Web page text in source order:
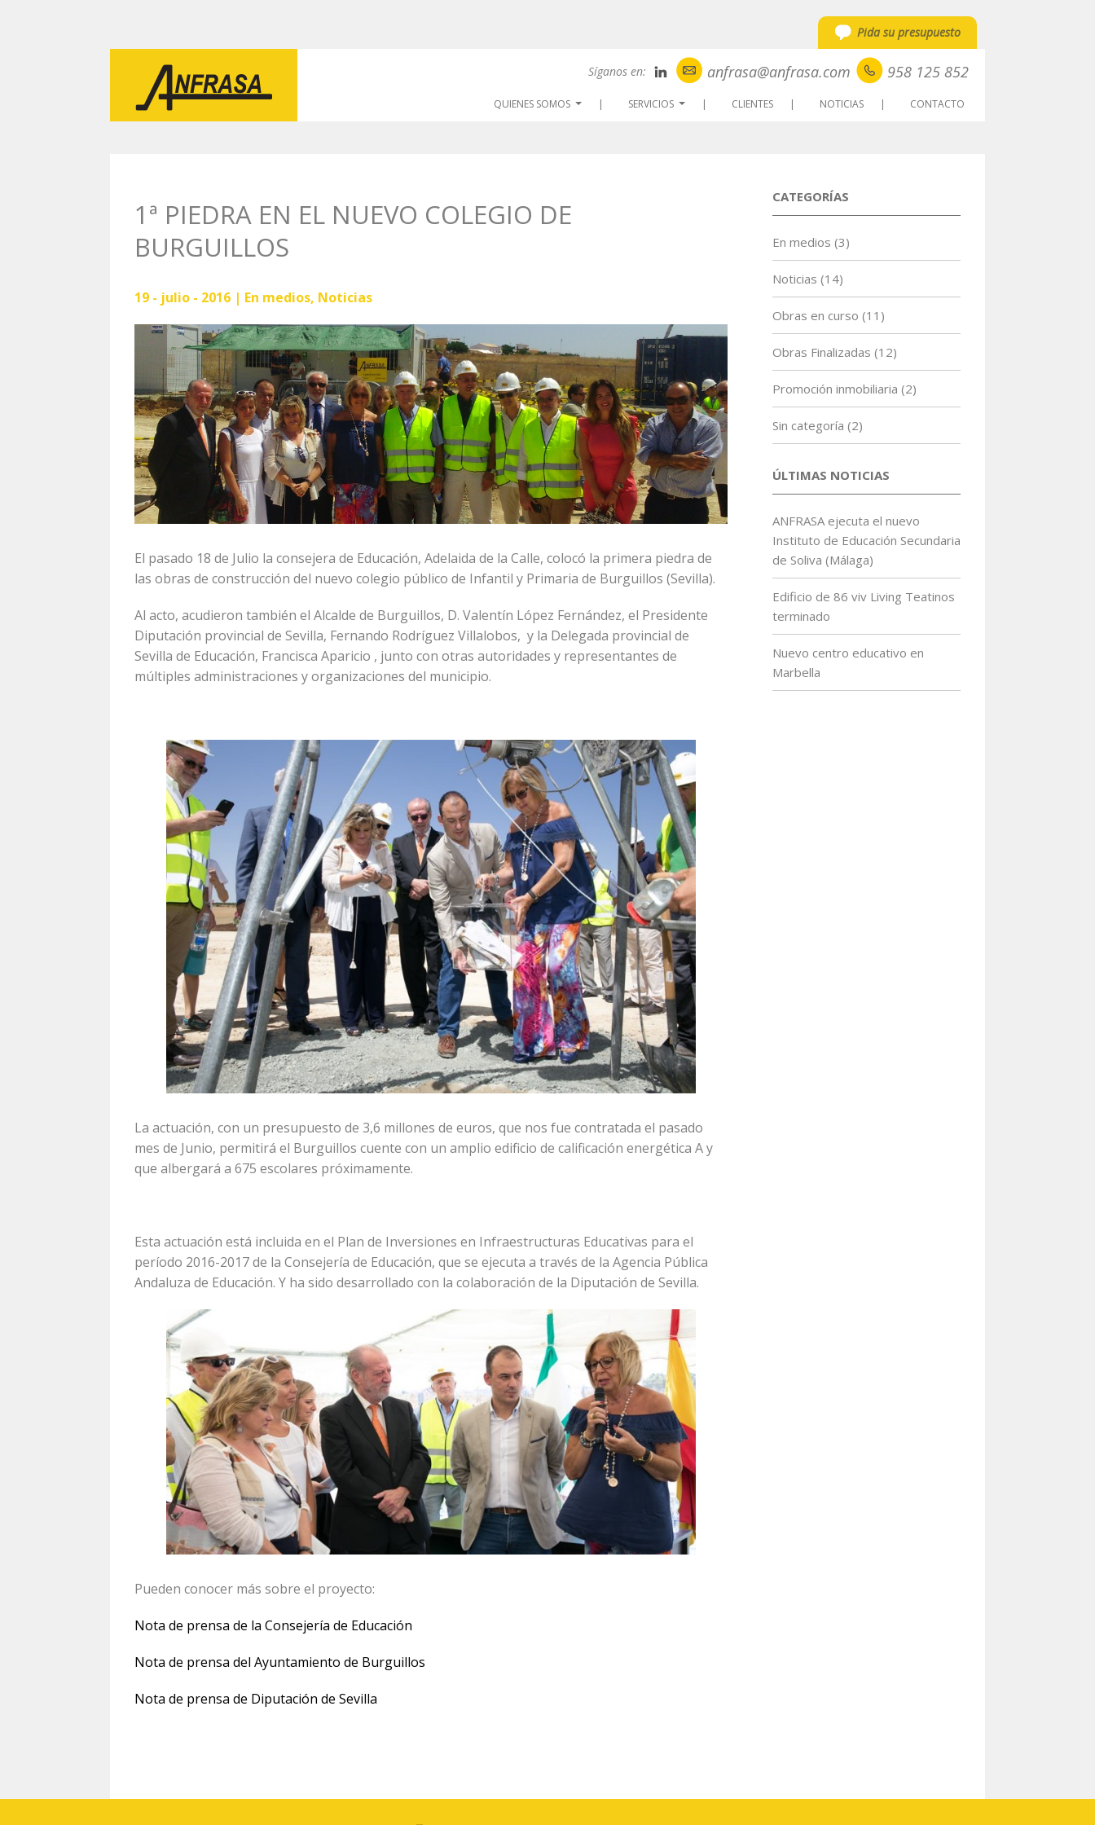
Pida su presupuesto
Síganos en: anfrasa@anfrasa.com 958 125 852
QUIENES SOMOS SERVICIOS CLIENTES NOTICIAS CONTACTO
1ª PIEDRA EN EL NUEVO COLEGIO DE
BURGUILLOS
19 - julio - 2016 | En medios, Noticias
El pasado 18 de Julio la consejera de Educación, Adelaida de la Calle, colocó la primera piedra de
las obras de construcción del nuevo colegio público de Infantil y Primaria de Burguillos (Sevilla).
Al acto, acudieron también el Alcalde de Burguillos, D. Valentín López Fernández, el Presidente
Diputación provincial de Sevilla, Fernando Rodríguez Villalobos, y la Delegada provincial de
Sevilla de Educación, Francisca Aparicio , junto con otras autoridades y representantes de
múltiples administraciones y organizaciones del municipio.
La actuación, con un presupuesto de 3,6 millones de euros, que nos fue contratada el pasado
mes de Junio, permitirá el Burguillos cuente con un amplio edificio de calificación energética A y
que albergará a 675 escolares próximamente.
Esta actuación está incluida en el Plan de Inversiones en Infraestructuras Educativas para el
período 2016-2017 de la Consejería de Educación, que se ejecuta a través de la Agencia Pública
Andaluza de Educación. Y ha sido desarrollado con la colaboración de la Diputación de Sevilla.
Pueden conocer más sobre el proyecto:
Nota de prensa de la Consejería de Educación
Nota de prensa del Ayuntamiento de Burguillos
Nota de prensa de Diputación de Sevilla
CATEGORÍAS
En medios (3)
Noticias (14)
Obras en curso (11)
Obras Finalizadas (12)
Promoción inmobiliaria (2)
Sin categoría (2)
ÚLTIMAS NOTICIAS
ANFRASA ejecuta el nuevo
Instituto de Educación Secundaria
de Soliva (Málaga)
Edificio de 86 viv Living Teatinos
terminado
Nuevo centro educativo en
Marbella